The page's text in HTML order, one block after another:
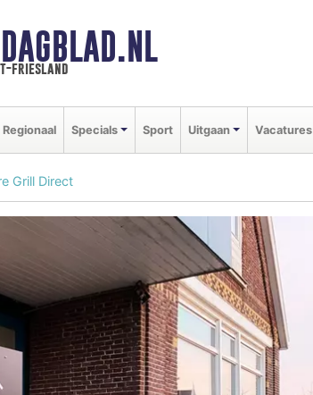
friesland
Regionaal Specials Sport Uitgaan Vacatures
Grill Direct